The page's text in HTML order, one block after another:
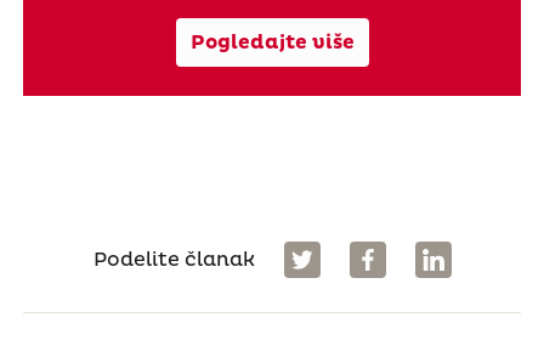
Pogledajte više
Podelite članak